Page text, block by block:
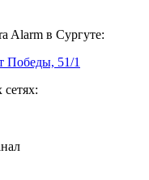
Alarm в Сургуте:
Победы, 51/1